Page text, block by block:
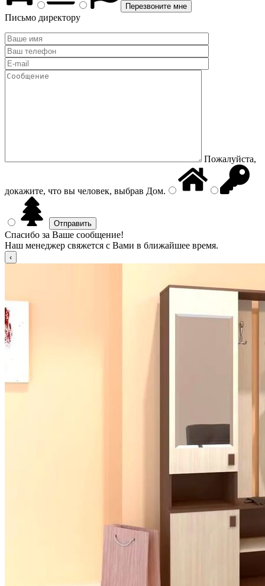
Письмо директору
Пожалуйста,
докажите, что вы человек, выбрав Дом.
Спасибо за Ваше сообщение!
Наш менеджер свяжется с Вами в ближайшее время.